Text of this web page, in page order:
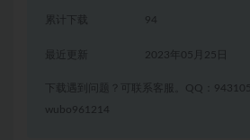
累计下载 94
2023年05月25日
下载遇到问题？可联系客服。QQ：
wubo961214